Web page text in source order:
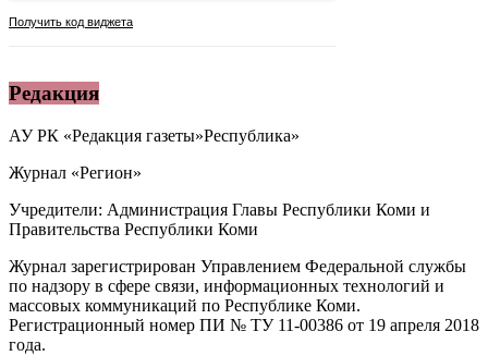
Редакция
АУ РК «Редакция газеты»Республика»
Журнал «Регион»
Учредители: Администрация Главы Республики Коми и
Правительства Республики Коми
Журнал зарегистрирован Управлением Федеральной службы
по надзору в сфере связи, информационных технологий и
массовых коммуникаций по Республике Коми.
Регистрационный номер ПИ № ТУ 11-00386 от 19 апреля 2018
года.